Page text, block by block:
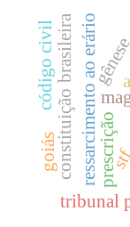
prescrição
ressarcimento ao erário
tribunal
constituição brasileira gênese
goiás
código civil